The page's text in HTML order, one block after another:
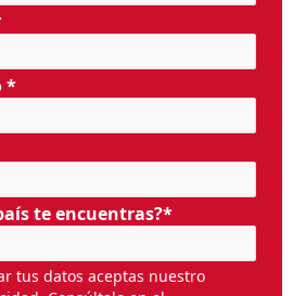
*
te encuentras?*
tus datos aceptas nuestro